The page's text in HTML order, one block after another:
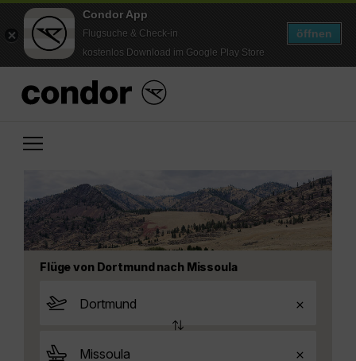
Condor App
Flugsuche & Check-in
kostenlos Download im Google Play Store
öffnen
Flüge von Dortmund nach Missoula